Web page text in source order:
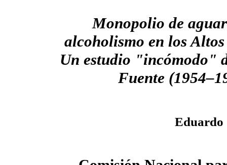
Monopolio de
alcoholismo en los
Un estudio "incómodo"
Fuente
Eduardo